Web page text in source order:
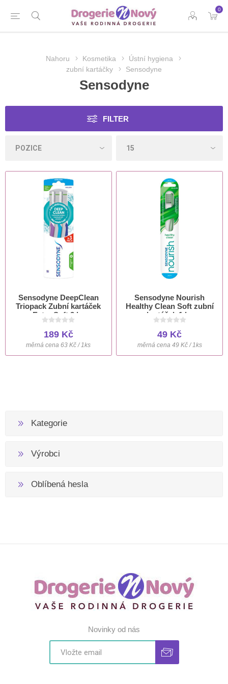
0
Nahoru Kosmetika
Ústní hygiena
zubní kartáčky
Sensodyne
Sensodyne
FILTER
Sensodyne DeepClean
Triopack Zubní kartáček
Extra Soft 3 ks
189 Kč
měrná cena 63 Kč / 1ks
Sensodyne Nourish
Healthy Clean Soft zubní
kartáček 1 ks
49 Kč
měrná cena 49 Kč / 1ks
Kategorie
Výrobci
Oblíbená hesla
Novinky od nás